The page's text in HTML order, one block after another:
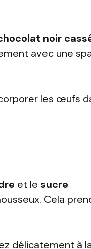
noir
avec une
les œufs
et le sucre
Cela
délicatement à